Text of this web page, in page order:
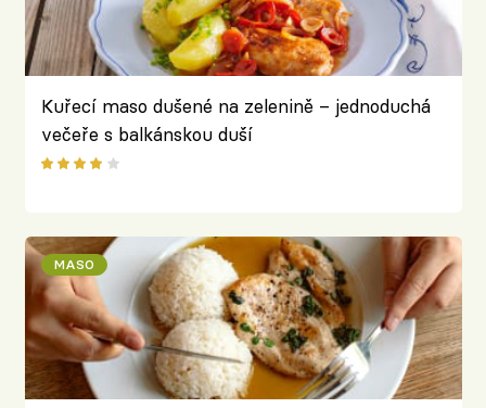
Kuřecí maso dušené na zelenině – jednoduchá
večeře s balkánskou duší
MASO